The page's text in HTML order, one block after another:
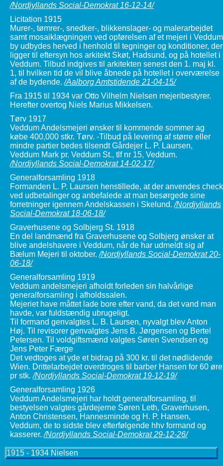
/Nordjyllands Social-Demokrat 16-12-14/
Licitation 1915
Murer-, tømrer-, snedker-, blikkenslager- og malerarbejdet
samt mosaiklægningen ved opførelsen af et mejeri i Veddum
by udbydes herved i henhold til tegninger og konditioner, der
ligger til eftersyn hos arkitekt Skøt, Hadsund, og på hotellet i
Veddum. Tilbud indgives til arkitekten senest den 1. maj kl.
1, til hvilken tid de vil blive åbnede på hotellet i overværelse
af de bydende./Aalborg Amtstidende 21-04-15/
Fra 1915 til 1934 var Otto Vilhelm Nielsen mejeribestyrer.
Herefter overtog Niels Marius Mikkelsen.
Tørv 1917
Veddum Andelsmejeri ønsker til kommende sommer ag
købe 400,000 stkr. Tørv. -Tilbud på levering af større eller
mindre partier bedes tilsendt Gårdejer L. P. Laursen,
Veddum Mark pr. Veddum St., tlf nr 15, Veddum.
/Nordjyllands Social-Demokrat 14-02-17/
Generalforsamling 1918
Formanden L. P. Laursen henstillede, at der anvendes check
ved udbetalinger og anbefalede at man besørgede sine
forretninger igennem Andelskassen i Skelund./Nordjyllands
Social-Demokrat 18-06-18/
Graverhusene og Solbjerg St. 1918
En del landmænd fra Graverhusene og Solbjerg ønsker at
blive andelshavere i Veddum, når de har udmeldt sig af
Bælum Mejeri til oktober./Nordjyllands Social-Demokrat 20-
06-18/
Generalforsamling 1919
Veddum andelsmejeri afholdt forleden sin halvårlige
generalforsamling i afholdssalen.
Mejeriet have måttet lade bore efter vand, da det vand man
havde, var fuldstændig ubrugeligt.
Til formand genvalgtes L. B. Laursen, nyvalgt blev Anton
Høj. Til revisorer genvalgtes Jens B. Jørgensen og Bertel
Petersen. Til voldgiftsmænd valgtes Søren Svendsen og
Jens Peter Færge
Det vedtoges at yde et bidrag på 300 kr. til det nødlidende
Wien. Drittelarbejdet overdroges til barber Hansen for 60 øre
pr stk./Nordjyllands Social-Demokrat 19-12-19/
Generalforsamling 1926
Veddum Andelsmejeri har holdt generalforsamling, til
bestyelsen valgtes gårdejerne Søren Leth, Graverhusen,
Anton Christensen, Hannesminde og H. P. Hansen,
Veddum, de to sidste blev efterfølgende hhv formand og
kasserer./Nordjyllands Social-Demokrat 29-12-26/
1915 - 1934 Nielsen